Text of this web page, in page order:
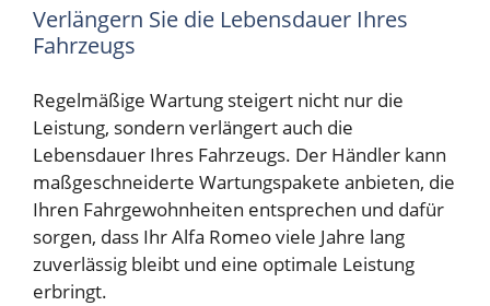
Verlängern Sie die Lebensdauer Ihres
Fahrzeugs
Regelmäßige Wartung steigert nicht nur die
Leistung, sondern verlängert auch die
Lebensdauer Ihres Fahrzeugs. Der Händler kann
maßgeschneiderte Wartungspakete anbieten, die
Ihren Fahrgewohnheiten entsprechen und dafür
sorgen, dass Ihr Alfa Romeo viele Jahre lang
zuverlässig bleibt und eine optimale Leistung
erbringt.